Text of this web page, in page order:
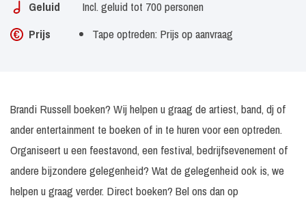
Geluid
Incl. geluid tot 700 personen
Prijs
Tape optreden: Prijs op aanvraag
Brandi Russell boeken? Wij helpen u graag de artiest, band, dj of
ander entertainment te boeken of in te huren voor een optreden.
Organiseert u een feestavond, een festival, bedrijfsevenement of
andere bijzondere gelegenheid? Wat de gelegenheid ook is, we
helpen u graag verder. Direct boeken? Bel ons dan op